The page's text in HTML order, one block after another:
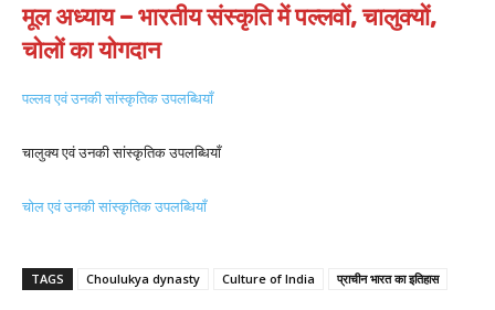
मूल अध्याय – भारतीय संस्कृति में पल्लवों, चालुक्यों,
चोलों का योगदान
पल्लव एवं उनकी सांस्कृतिक उपलब्धियाँ
चालुक्य एवं उनकी सांस्कृतिक उपलब्धियाँ
चोल एवं उनकी सांस्कृतिक उपलब्धियाँ
TAGS Choulukya dynasty Culture of India प्राचीन भारत का इतिहास